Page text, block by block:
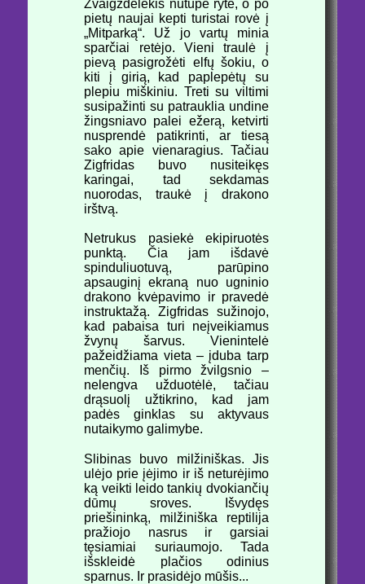
Žvaigždėlėkis nutūpė ryte, o po
pietų naujai kepti turistai rovė į
„Mitparką“. Už jo vartų minia
sparčiai retėjo. Vieni traulė į
pievą pasigrožėti elfų šokiu, o
kiti į girią, kad paplepėtų su
plepiu miškiniu. Treti su viltimi
susipažinti su patrauklia undine
žingsniavo palei ežerą, ketvirti
nusprendė patikrinti, ar tiesą
sako apie vienaragius. Tačiau
Zigfridas buvo nusiteikęs
karingai, tad sekdamas
nuorodas, traukė į drakono
irštvą.
Netrukus pasiekė ekipiruotės
punktą. Čia jam išdavė
spinduliuotuvą, parūpino
apsauginį ekraną nuo ugninio
drakono kvėpavimo ir pravedė
instruktažą. Zigfridas sužinojo,
kad pabaisa turi neįveikiamus
žvynų šarvus. Vienintelė
pažeidžiama vieta – įduba tarp
menčių. Iš pirmo žvilgsnio –
nelengva užduotėlė, tačiau
drąsuolį užtikrino, kad jam
padės ginklas su aktyvaus
nutaikymo galimybe.
Slibinas buvo milžiniškas. Jis
ulėjo prie įėjimo ir iš neturėjimo
ką veikti leido tankių dvokiančių
dūmų sroves. Išvydęs
priešininką, milžiniška reptilija
pražiojo nasrus ir garsiai
tęsiamiai suriaumojo. Tada
išskleidė plačios odinius
sparnus. Ir prasidėjo mūšis...